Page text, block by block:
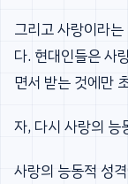
그리고 사랑이라는
다. 현대인들은 사
면서 받는 것에만
자, 다시 사랑의 능
사랑의 능동적 성